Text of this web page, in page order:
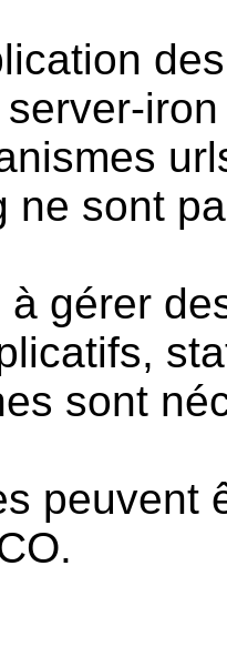
iron
ne sont
à gérer
sont
peuvent